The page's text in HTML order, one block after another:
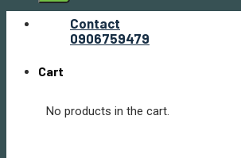
Contact
0906759479
Cart
No products in the cart.